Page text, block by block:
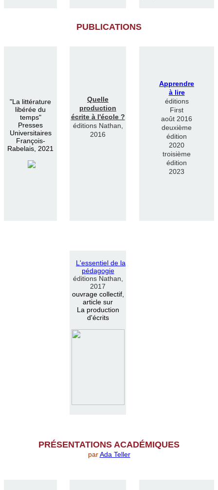
PUBLICATIONS
"La littérature
libérée du
temps"
Presses
Universitaires
François-
Rabelais, 2021
Quelle
production
écrite à l'école ?
éditions Nathan,
2016
Apprendre
à lire
éditions
First
août 2016
deuxième
édition
2020
troisième
édition
2023
L 'essentiel de la
pédagogie
éditions Nathan,
2017
ouvrage collectif,
article sur
La production
d'écrits
PRÉSENTATIONS ACADÉMIQUES
parAda Teller